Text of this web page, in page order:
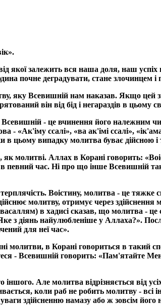
якої залежить вся наша доля, наш успіх
почне деградувати, стане злочинцем
яку Всевишній нам наказав. Якщо цей
він від бід і негараздів в цьому
- це вчинення його належним
- «Ак'іму ссалі», «ва ак'імі ссалі»,
цьому випадку молитва буває дійсною
молитві. Аллах в Корані говорить:
певний час. Ні про що інше Всевишній
Воістину, молитва - це
молитву, отримує через
в хадисі сказав, що молитва - це
з діянь найулюбленіше у Аллаха?».
для неї час».
молитви, в Корані говориться в
- Всевишній говорить: «Пам'ятайте
іншого. Але молитва відрізняється
коли раб не робить молитву - всі
здійсненню намазу або ж зовсім його